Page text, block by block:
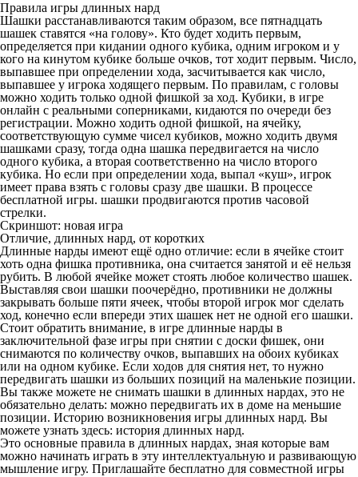
Правила игры длинных нард
Шашки расстанавливаются таким образом, все пятнадцать
шашек ставятся «на голову». Кто будет ходить первым,
определяется при кидании одного кубика, одним игроком и у
кого на кинутом кубике больше очков, тот ходит первым. Число,
выпавшее при определении хода, засчитывается как число,
выпавшее у игрока ходящего первым. По правилам, с головы
можно ходить только одной фишкой за ход. Кубики, в игре
онлайн с реальными соперниками, кидаются по очереди без
регистрации. Можно ходить одной фишкой, на ячейку,
соответствующую сумме чисел кубиков, можно ходить двумя
шашками сразу, тогда одна шашка передвигается на число
одного кубика, а вторая соответственно на число второго
кубика. Но если при определении хода, выпал «куш», игрок
имеет права взять с головы сразу две шашки. В процессе
бесплатной игры. шашки продвигаются против часовой
стрелки.
Скриншот: новая игра
Отличие, длинных нард, от коротких
Длинные нарды имеют ещё одно отличие: если в ячейке стоит
хоть одна фишка противника, она считается занятой и её нельзя
рубить. В любой ячейке может стоять любое количество шашек.
Выставляя свои шашки поочерёдно, противники не должны
закрывать больше пяти ячеек, чтобы второй игрок мог сделать
ход, конечно если впереди этих шашек нет не одной его шашки.
Стоит обратить внимание, в игре длинные нарды в
заключительной фазе игры при снятии с доски фишек, они
снимаются по количеству очков, выпавших на обоих кубиках
или на одном кубике. Если ходов для снятия нет, то нужно
передвигать шашки из больших позиций на маленькие позиции.
Вы также можете не снимать шашки в длинных нардах, это не
обязательно делать: можно передвигать их в доме на меньшие
позиции. Историю возникновения игры длинных нард. Вы
можете узнать здесь: история длинных нард.
Это основные правила в длинных нардах, зная которые вам
можно начинать играть в эту интеллектуальную и развивающую
мышление игру. Приглашайте бесплатно для совместной игры